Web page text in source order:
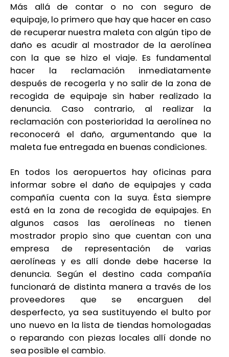
Más allá de contar o no con seguro de
equipaje, lo primero que hay que hacer en caso
de recuperar nuestra maleta con algún tipo de
daño es acudir al mostrador de la aerolínea
con la que se hizo el viaje. Es fundamental
hacer la reclamación inmediatamente
después de recogerla y no salir de la zona de
recogida de equipaje sin haber realizado la
denuncia. Caso contrario, al realizar la
reclamación con posterioridad la aerolínea no
reconocerá el daño, argumentando que la
maleta fue entregada en buenas condiciones.
En todos los aeropuertos hay oficinas para
informar sobre el daño de equipajes y cada
compañía cuenta con la suya. Ésta siempre
está en la zona de recogida de equipajes. En
algunos casos las aerolíneas no tienen
mostrador propio sino que cuentan con una
empresa de representación de varias
aerolíneas y es allí donde debe hacerse la
denuncia. Según el destino cada compañía
funcionará de distinta manera a través de los
proveedores que se encarguen del
desperfecto, ya sea sustituyendo el bulto por
uno nuevo en la lista de tiendas homologadas
o reparando con piezas locales allí donde no
sea posible el cambio.